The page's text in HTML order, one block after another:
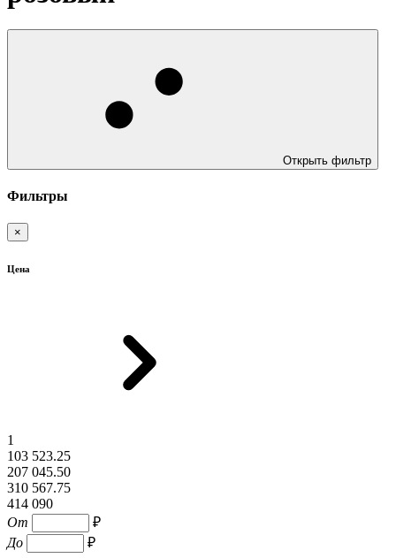
Открыть фильтр
Фильтры
×
Цена
1
103 523.25
207 045.50
310 567.75
414 090
От
₽
До
₽